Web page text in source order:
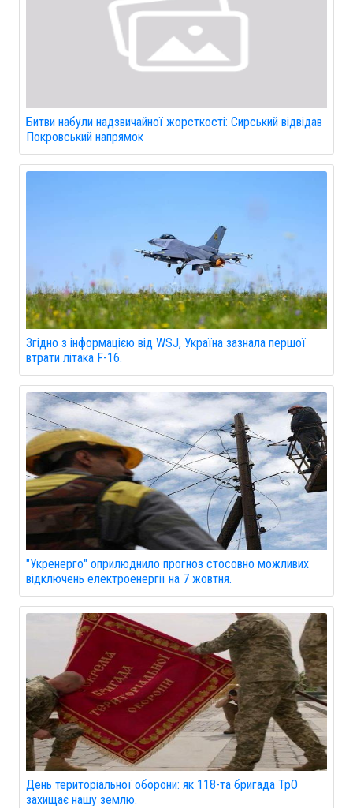
Битви набули надзвичайної жорсткості: Сирський відвідав
Покровський напрямок
Згідно з інформацією від WSJ, Україна зазнала першої
втрати літака F-16.
"Укренерго" оприлюднило прогноз стосовно можливих
відключень електроенергії на 7 жовтня.
День територіальної оборони: як 118-та бригада ТрО
захищає нашу землю.